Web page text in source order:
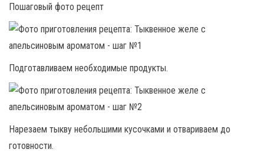
Пошаговый фото рецепт
Подготавливаем необходимые продукты.
Нарезаем тыкву небольшими кусочками и отвариваем до
готовности.